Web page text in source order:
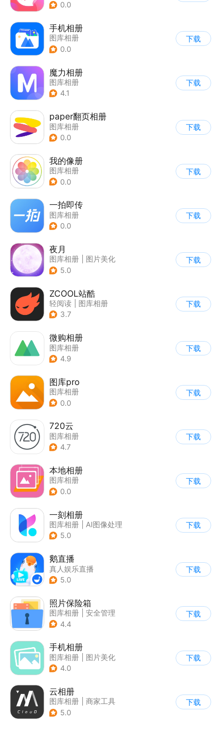
0.0
手机相册
图库相册
0.0
下载
魔力相册
图库相册
4.1
下载
paper翻页相册
图库相册
0.0
下载
我的像册
图库相册
0.0
下载
一拍即传
图库相册
0.0
下载
夜月
图库相册
图片美化
5.0
下载
ZCOOL站酷
轻阅读
图库相册
3.7
下载
微购相册
图库相册
4.9
下载
图库pro
图库相册
0.0
下载
720云
图库相册
4.7
下载
本地相册
图库相册
0.0
下载
一刻相册
图库相册
AI图像处理
5.0
下载
鹅直播
真人娱乐直播
| 直播助手
5.0
下载
照片保险箱
图库相册
安全管理
4.4
下载
手机相册
图库相册
图片美化
4.0
下载
云相册
图库相册
商家工具
5.0
下载